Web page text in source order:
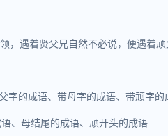
，遇着贤父兄自然不必说，便遇着
字的成语、带母字的成语、带顽字的
、母结尾的成语、顽开头的成语